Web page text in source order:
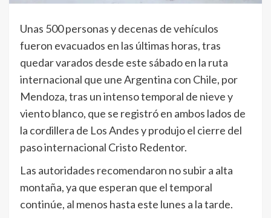
Unas 500 personas y decenas de vehículos
fueron evacuados en las últimas horas, tras
quedar varados desde este sábado en la ruta
internacional que une Argentina con Chile, por
Mendoza, tras un intenso temporal de nieve y
viento blanco, que se registró en ambos lados de
la cordillera de Los Andes y produjo el cierre del
paso internacional Cristo Redentor.
Las autoridades recomendaron no subir a alta
montaña, ya que esperan que el temporal
continúe, al menos hasta este lunes a la tarde.